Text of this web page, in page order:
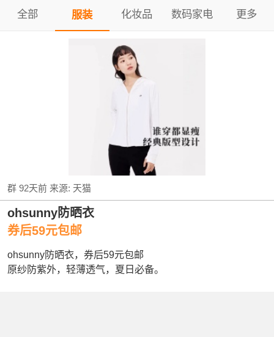
全部 服装 化妆品 数码家电 更多
群 92天前来源: 天猫
ohsunny防晒衣
券后59元包邮
ohsunny防晒衣，券后59元包邮
原纱防紫外，轻薄透气，夏日必备。